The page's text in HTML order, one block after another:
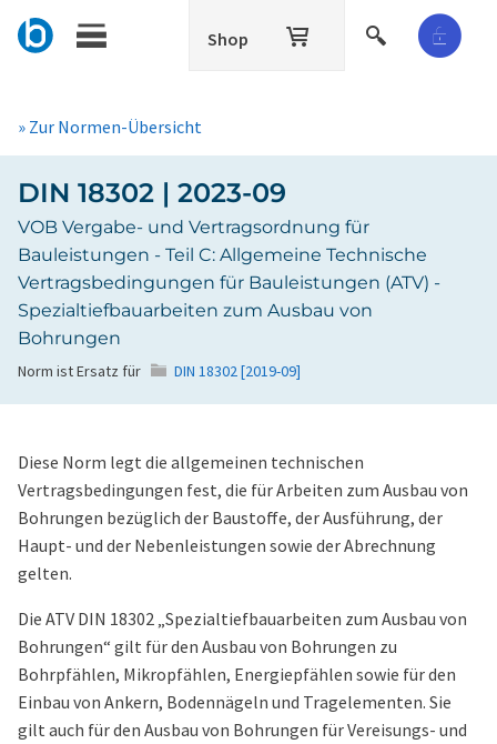
Shop
» Zur Normen-Übersicht
DIN 18302 | 2023-09
VOB Vergabe- und Vertragsordnung für
Bauleistungen - Teil C: Allgemeine Technische
Vertragsbedingungen für Bauleistungen (ATV) -
Spezialtiefbauarbeiten zum Ausbau von
Bohrungen
Norm ist Ersatz für DIN 18302 [2019-09]
Diese Norm legt die allgemeinen technischen
Vertragsbedingungen fest, die für Arbeiten zum Ausbau von
Bohrungen bezüglich der Baustoffe, der Ausführung, der
Haupt- und der Nebenleistungen sowie der Abrechnung
gelten.
Die ATV DIN 18302 „Spezialtiefbauarbeiten zum Ausbau von
Bohrungen“ gilt für den Ausbau von Bohrungen zu
Bohrpfählen, Mikropfählen, Energiepfählen sowie für den
Einbau von Ankern, Bodennägeln und Tragelementen. Sie
gilt auch für den Ausbau von Bohrungen für Vereisungs- und